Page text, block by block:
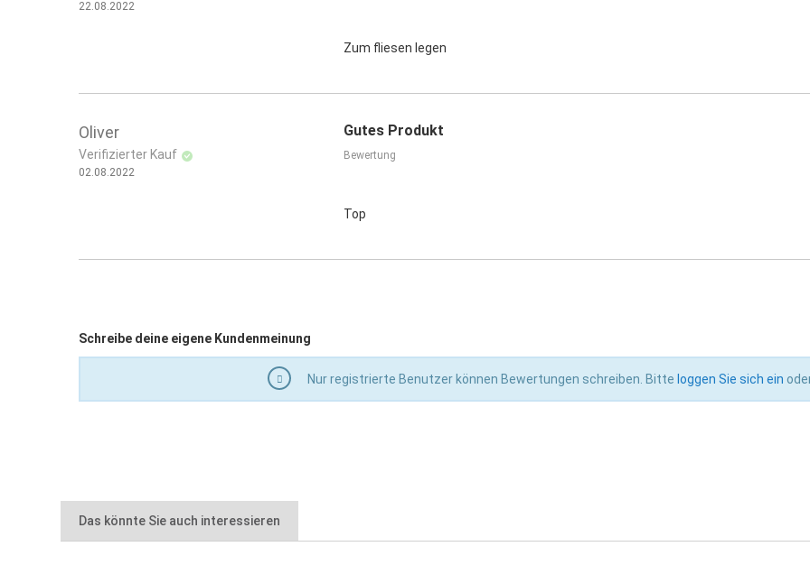
22.08.2022
Zum fliesen legen
Oliver
Verifizierter Kauf
02.08.2022
Gutes Produkt
Bewertung
Top
Schreibe deine eigene Kundenmeinung
Nur registrierte Benutzer können Bewertungen schreiben. Bitte loggen Sie sich ein
Das könnte Sie auch interessieren